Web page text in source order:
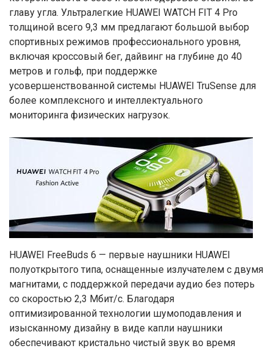
главу угла. Ультралегкие HUAWEI WATCH FIT 4 Pro
толщиной всего 9,3 мм предлагают большой выбор
спортивных режимов профессионального уровня,
включая кроссовый бег, дайвинг на глубине до 40
метров и гольф, при поддержке
усовершенствованной системы HUAWEI TruSense для
более комплексного и интеллектуального
мониторинга физических нагрузок.
HUAWEI FreeBuds 6 — первые наушники HUAWEI
полуоткрытого типа, оснащенные излучателем с двумя
магнитами, с поддержкой передачи аудио без потерь
со скоростью 2,3 Мбит/с. Благодаря
оптимизированной технологии шумоподавления и
изысканному дизайну в виде капли наушники
обеспечивают кристально чистый звук во время